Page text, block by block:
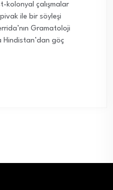
kolonyal çalışmalar
ile bir söyleşi
Gramatoloji
Hindistan’dan göç